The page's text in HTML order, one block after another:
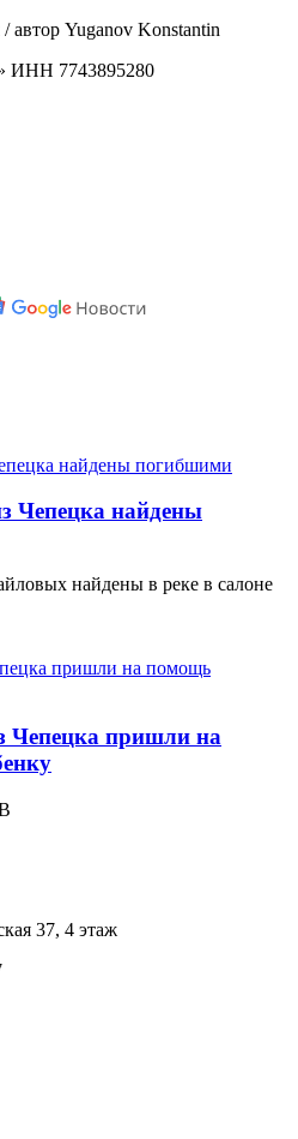
автор Yuganov Konstantin
ИНН 7743895280
Чепецка найдены
найдены в реке в салоне
Чепецка пришли на
37, 4 этаж